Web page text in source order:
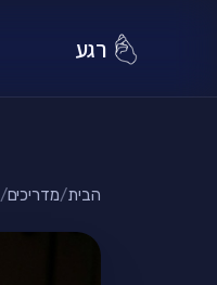
רגע
הבית/מדריכים/